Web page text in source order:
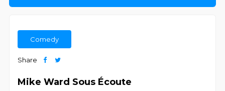
Comedy
Share
Mike Ward Sous Écoute